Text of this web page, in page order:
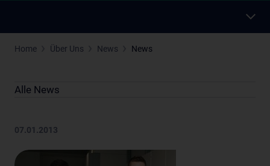
Home Über Uns News News
Alle News
07.01.2013